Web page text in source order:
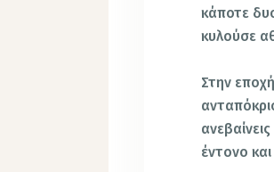
κάποτε
κυλούσε
Στην
έντονο